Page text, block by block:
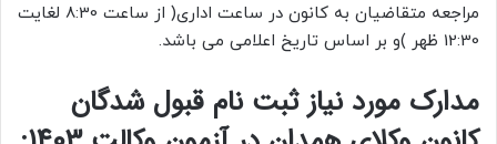
مراجعه متقاضیان به کانون در ساعت اداری( از ساعت 8:30 لغایت
12:30 ظهر )و بر اساس تاریخ اعلامی می باشد.
مدارک مورد نیاز ثبت نام قبول شدگان